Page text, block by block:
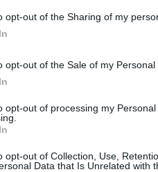
opt-out of the Sharing of my
opt-out of the Sale of my Personal
opt-out of processing my
opt-out of Collection, Use,
Data that Is Unrelated with
μόνο στα
στην εκπαίδευση, οι